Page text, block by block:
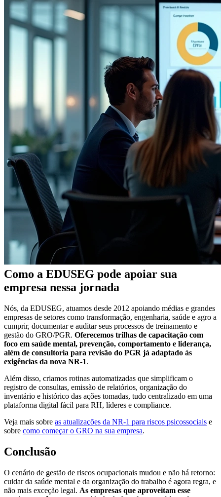
Como a EDUSEG pode apoiar sua
empresa nessa jornada
Nós, da EDUSEG, atuamos desde 2012 apoiando médias e grandes
empresas de setores como transformação, engenharia, saúde e agro a
cumprir, documentar e auditar seus processos de treinamento e
gestão do GRO/PGR. Oferecemos trilhas de capacitação com
foco em saúde mental, prevenção, comportamento e liderança,
além de consultoria para revisão do PGR já adaptado às
exigências da nova NR-1.
Além disso, criamos rotinas automatizadas que simplificam o
registro de consultas, emissão de relatórios, organização do
inventário e histórico das ações tomadas, tudo centralizado em uma
plataforma digital fácil para RH, líderes e compliance.
Veja mais sobre as atualizações da NR-1 para riscos psicossociais e
sobre como começar o GRO na sua empresa.
Conclusão
O cenário de gestão de riscos ocupacionais mudou e não há retorno:
cuidar da saúde mental e da organização do trabalho é agora regra, e
não mais exceção legal. As empresas que aproveitam esse